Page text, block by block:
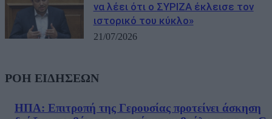
να λέει ότι ο ΣΥΡΙΖΑ έκλεισε τον
ιστορικό του κύκλο»
21/07/2026
ΡΟΗ ΕΙΔΗΣΕΩΝ
ΗΠΑ: Επιτροπή της Γερουσίας προτείνει άσκηση